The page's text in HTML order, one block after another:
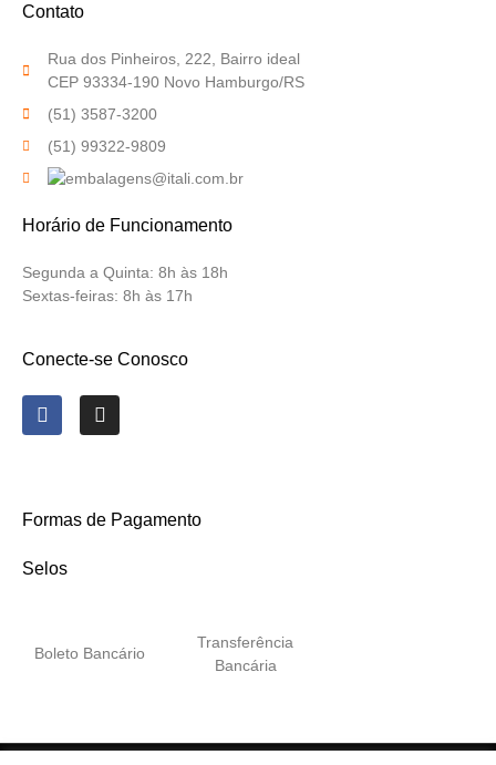
Contato
Rua dos Pinheiros, 222, Bairro ideal
CEP 93334-190 Novo Hamburgo/RS
(51) 3587-3200
(51) 99322-9809
Horário de Funcionamento
Segunda a Quinta: 8h às 18h
Sextas-feiras: 8h às 17h
Conecte-se Conosco
Formas de Pagamento
Selos
Boleto Bancário
Transferência
Bancária